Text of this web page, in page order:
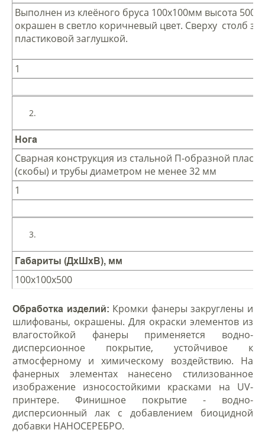
Выполнен из клеёного бруса 100х100мм высота 500
окрашен в светло коричневый цвет. Сверху столб
пластиковой заглушкой.
1
Нога
Сварная конструкция из стальной П-образной
(скобы) и трубы диаметром не менее 32 мм
1
Габариты (ДхШхВ), мм
100х100х500
Обработка изделий: Кромки фанеры закруглены и
шлифованы, окрашены. Для окраски элементов из
влагостойкой фанеры применяется водно-
дисперсионное покрытие, устойчивое к
атмосферному и химическому воздействию. На
фанерных элементах нанесено стилизованное
изображение износостойкими красками на UV-
принтере. Финишное покрытие - водно-
дисперсионный лак с добавлением биоцидной
добавки НАНОСЕРЕБРО.